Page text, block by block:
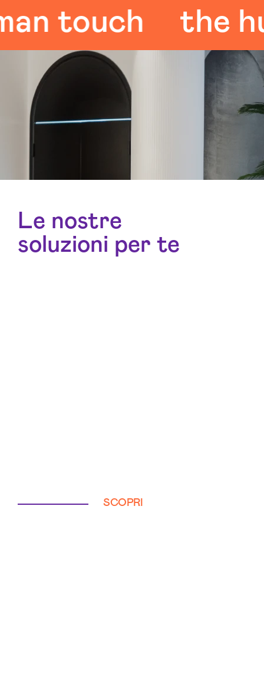
touch the
Le nostre
soluzioni per te
SCOPRI